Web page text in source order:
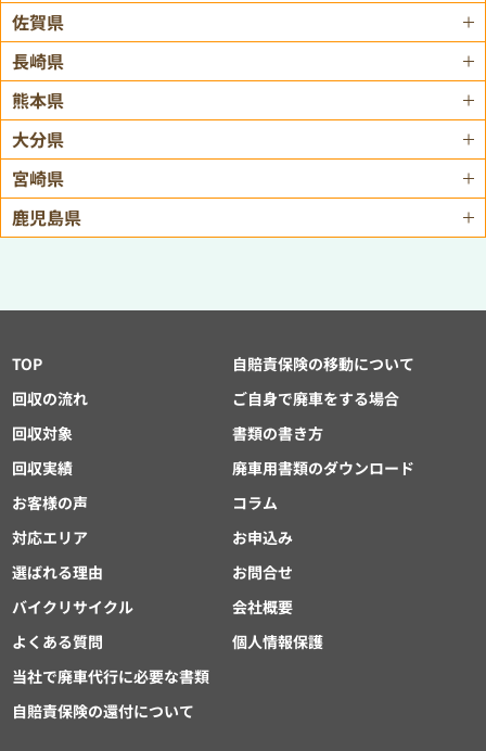
佐賀県
長崎県
熊本県
大分県
宮崎県
鹿児島県
TOP
回収の流れ
回収対象
回収実績
お客様の声
対応エリア
選ばれる理由
バイクリサイクル
よくある質問
当社で廃車代行に必要な書類
自賠責保険の還付について
自賠責保険の移動について
ご自身で廃車をする場合
書類の書き方
廃車用書類のダウンロード
コラム
お申込み
お問合せ
会社概要
個人情報保護